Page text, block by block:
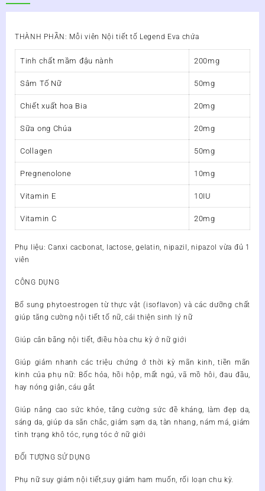
Legend
THÀNH PHẦN: Mỗi viên Nội tiết tố Legend Eva chứa
Tinh chất mầm đậu nành 200mg
Sâm Tố Nữ 50mg
Chiết xuất hoa Bia 20mg
Sữa ong Chúa 20mg
Collagen 50mg
Pregnenolone 10mg
Vitamin E 10IU
Vitamin C 20mg
Phụ liệu: Canxi cacbonat, lactose, gelatin, nipazil, nipazol vừa đủ 1
viên
CÔNG DỤNG
Bổ sung phytoestrogen từ thực vật (isoflavon) và các dưỡng chất
giúp tăng cường nội tiết tố nữ, cải thiện sinh lý nữ
Giúp cân bằng nội tiết, điều hòa chu kỳ ở nữ giới
Giúp giảm nhanh các triệu chứng ở thời kỳ mãn kinh, tiền mãn
kinh của phụ nữ: Bốc hỏa, hồi hộp, mất ngủ, vã mồ hôi, đau đầu,
hay nóng giận, cáu gắt
Giúp nâng cao sức khỏe, tăng cường sức đề kháng, làm đẹp da,
sáng da, giúp da săn chắc, giảm sạm da, tàn nhang, nám má, giảm
tình trạng khô tóc, rụng tóc ở nữ giới
ĐỐI TƯỢNG SỬ DỤNG
Phụ nữ suy giảm nội tiết,suy giảm ham muốn, rối loạn chu kỳ.